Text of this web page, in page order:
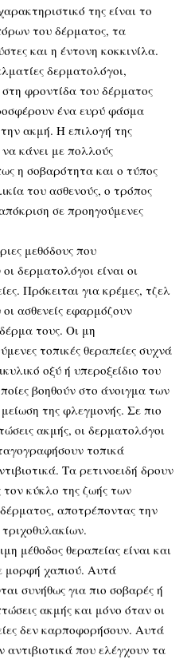
της είναι το
του δέρματος, τα
και η έντονη κοκκινίλα.
δερματολόγοι,
στη φροντίδα του δέρματος
ένα ευρύ φάσμα
ακμή. Η επιλογή της
να κάνει με πολλούς
η σοβαρότητα και ο τύπος
του ασθενούς, ο τρόπος
σε προηγούμενες
μεθόδους που
δερματολόγοι είναι οι
Πρόκειται για κρέμες, τζελ
ασθενείς εφαρμόζουν
τους. Οι μη
τοπικές θεραπείες συχνά
οξύ ή υπεροξείδιο του
βοηθούν στο άνοιγμα των
της φλεγμονής. Σε πιο
ακμής, οι δερματολόγοι
τοπικά
Τα ρετινοειδή δρουν
τον κύκλο της ζωής των
αποτρέποντας την
μέθοδος θεραπείας είναι και
μορφή χαπιού. Αυτά
συνήθως για πιο σοβαρές ή
ακμής και μόνο όταν οι
δεν καρποφορήσουν. Αυτά
αντιβιοτικά που ελέγχουν τα